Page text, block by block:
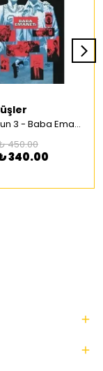
100 Kurşun 3 - Baba Emaneti Türkçe Çizgi Roman
450.00
340.00